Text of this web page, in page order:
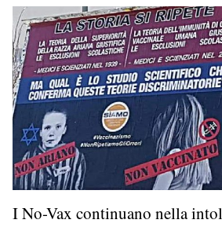
I No-Vax continuano nella